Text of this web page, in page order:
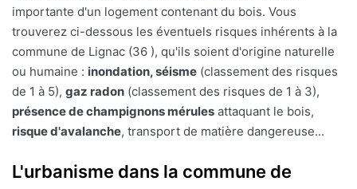
importante d'un logement contenant du bois. Vous
trouverez ci-dessous les éventuels risques inhérents à la
commune de Lignac (36 ), qu'ils soient d'origine naturelle
ou humaine : inondation, séisme (classement des risques
de 1 à 5), gaz radon (classement des risques de 1 à 3),
présence de champignons mérules attaquant le bois,
risque d'avalanche, transport de matière dangereuse...
L'urbanisme dans la commune de